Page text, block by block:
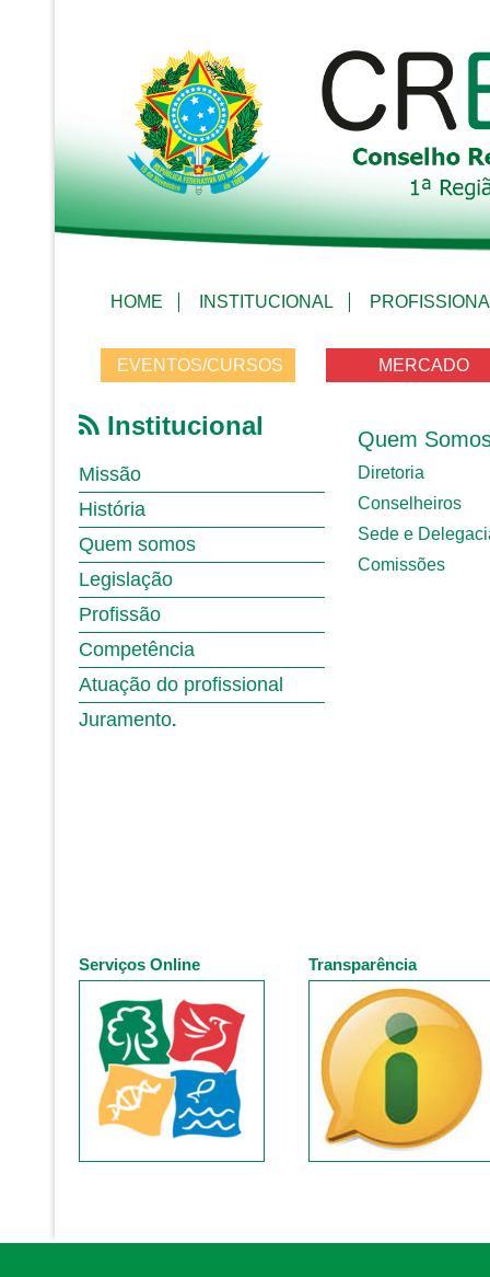
HOME INSTITUCIONAL
EVENTOS/CURSOS MERCADO
Institucional
Missão
História
Quem somos
Legislação
Profissão
Competência
Atuação do profissional
Juramento.
Quem
Diretoria
Conselheiros
Sede e
Comissões
Serviços Online Transparência